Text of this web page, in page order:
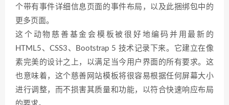
个带有事件详细信息页面的事件布局，以及此捆绑包中的
更多页面。
这个动物慈善基金会模板被很好地编码并用最新的
HTML5、CSS3、Bootstrap 5 技术记录下来。它建立在像
素完美的设计之上，以满足当今用户界面的所有要求。这
也意味着，这个慈善网站模板将很容易根据任何屏幕大小
进行调整，而不损害其质量和功能，以符合快速响应布局